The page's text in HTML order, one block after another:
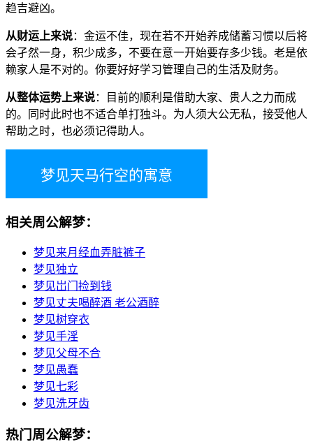
趋吉避凶。
从财运上来说：金运不佳，现在若不开始养成储蓄习惯以后将
会孑然一身，积少成多，不要在意一开始要存多少钱。老是依
赖家人是不对的。你要好好学习管理自己的生活及财务。
从整体运势上来说：目前的顺利是借助大家、贵人之力而成
的。同时此时也不适合单打独斗。为人须大公无私，接受他人
帮助之时，也必须记得助人。
梦见天马行空的寓意
相关周公解梦：
梦见来月经血弄脏裤子
梦见独立
梦见岀门捡到钱
梦见丈夫喝醉酒 老公酒醉
梦见树穿衣
梦见手淫
梦见父母不合
梦见愚蠢
梦见七彩
梦见洗牙齿
热门周公解梦：